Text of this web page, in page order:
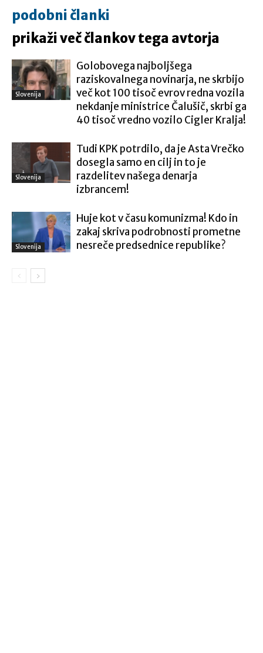
podobni članki
prikaži več člankov tega avtorja
Slovenija
Golobovega najboljšega
raziskovalnega novinarja, ne skrbijo
več kot 100 tisoč evrov redna vozila
nekdanje ministrice Čalušič, skrbi ga
40 tisoč vredno vozilo Cigler Kralja!
Slovenija
Tudi KPK potrdilo, da je Asta Vrečko
dosegla samo en cilj in to je
razdelitev našega denarja
izbrancem!
Slovenija
Huje kot v času komunizma! Kdo in
zakaj skriva podrobnosti prometne
nesreče predsednice republike?